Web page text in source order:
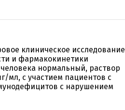
клиническое исследование
и фармакокинетики
нормальный, раствор
мл, с участием пациентов с
с нарушением